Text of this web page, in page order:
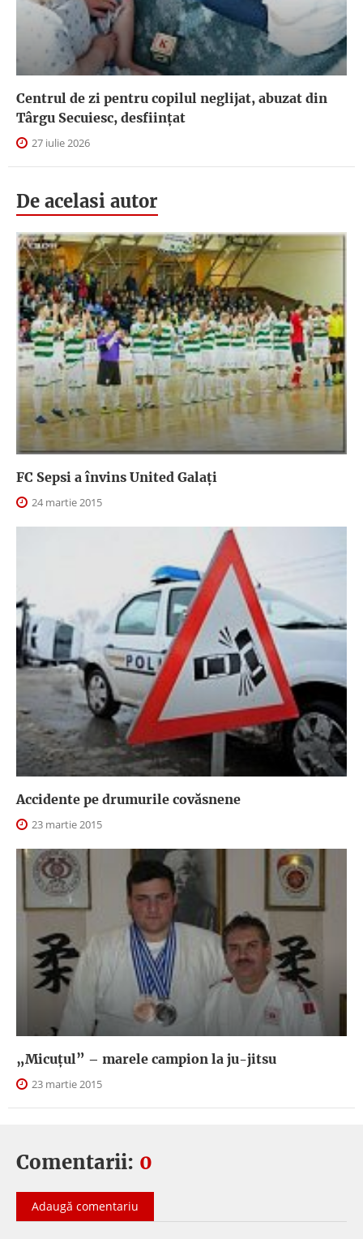
Centrul de zi pentru copilul neglijat, abuzat din
Târgu Secuiesc, desfiinţat
27 iulie 2026
De acelasi autor
FC Sepsi a învins United Galați
24 martie 2015
Accidente pe drumurile covăsnene
23 martie 2015
„Micuțul” – marele campion la ju-jitsu
23 martie 2015
Comentarii: 0
Adaugă comentariu